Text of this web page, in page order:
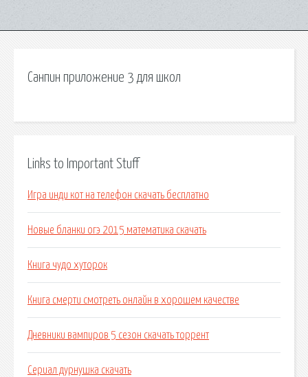
Санпин приложение 3 для школ
Links to Important Stuff
Игра инди кот на телефон скачать бесплатно
Новые бланки огэ 2015 математика скачать
Книга чудо хуторок
Книга смерти смотреть онлайн в хорошем качестве
Дневники вампиров 5 сезон скачать торрент
Сериал дурнушка скачать